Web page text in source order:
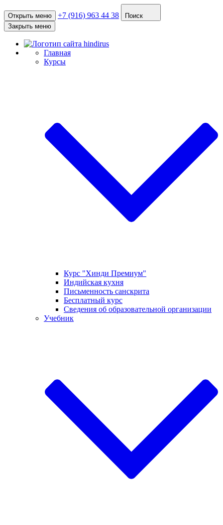
Открыть меню +7 (916) 963 44 38
Поиск
Закрыть меню
Главная
Курсы
Курс "Хинди Премиум"
Индийская кухня
Письменность санскрита
Бесплатный курс
Сведения об образовательной организации
Учебник